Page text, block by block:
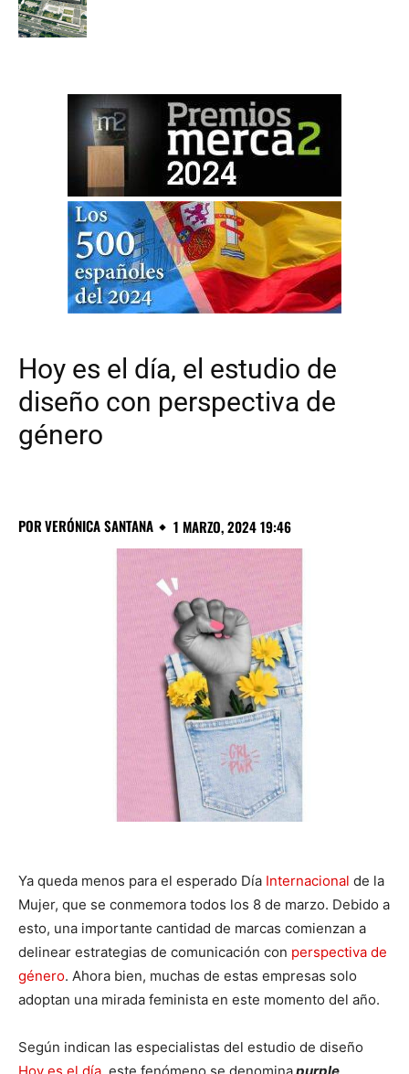
Hoy es el día, el estudio de
diseño con perspectiva de
género
PORVERÓNICA SANTANA 1 MARZO, 2024 19:46
Ya queda menos para el esperado Día Internacional de la
Mujer, que se conmemora todos los 8 de marzo. Debido a
esto, una importante cantidad de marcas comienzan a
delinear estrategias de comunicación con perspectiva de
género. Ahora bien, muchas de estas empresas solo
adoptan una mirada feminista en este momento del año.
Según indican las especialistas del estudio de diseño